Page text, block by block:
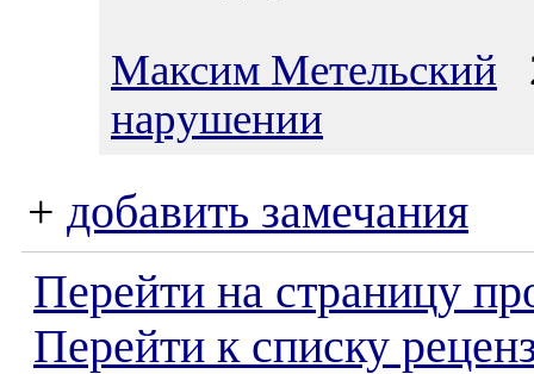
Максим Метельский
нарушении
+ добавить замечания
Перейти на страницу
Перейти к списку